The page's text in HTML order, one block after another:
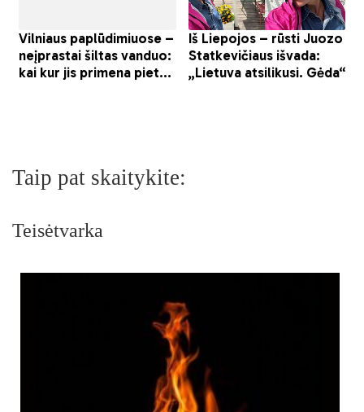
Taip pat skaitykite:
Teisėtvarka